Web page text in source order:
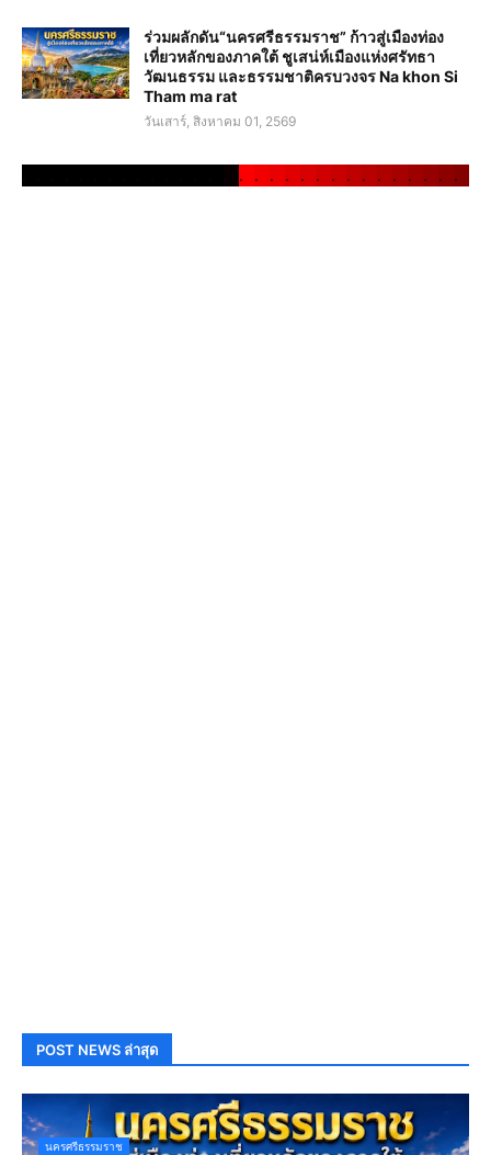
ร่วมผลักดัน“นครศรีธรรมราช” ก้าวสู่เมืองท่อง
เที่ยวหลักของภาคใต้ ชูเสน่ห์เมืองแห่งศรัทธา
วัฒนธรรม และธรรมชาติครบวงจร Na khon Si
Tham ma rat
วันเสาร์, สิงหาคม 01, 2569
. . . . . . . . . . . . . . .
POST NEWS ล่าสุด
นครศรีธรรมราช